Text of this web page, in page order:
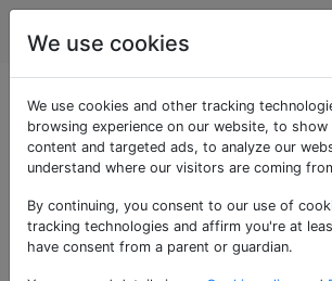
Android
Questions
«insufficient-
memory»
We use cookies
We use cookies and other tracking
browsing experience on our website, to show
content and targeted ads, to analyze our
understand where our visitors are coming
By continuing, you consent to our use of
tracking technologies and affirm you're at
have consent from a parent or guardian.